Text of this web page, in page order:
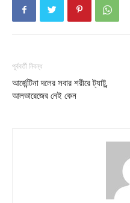
পূর্ববর্তী নিবন্ধ
আর্জেন্টিনা দলের সবার শরীরে ট্যাটু,
আলভারেজের নেই কেন